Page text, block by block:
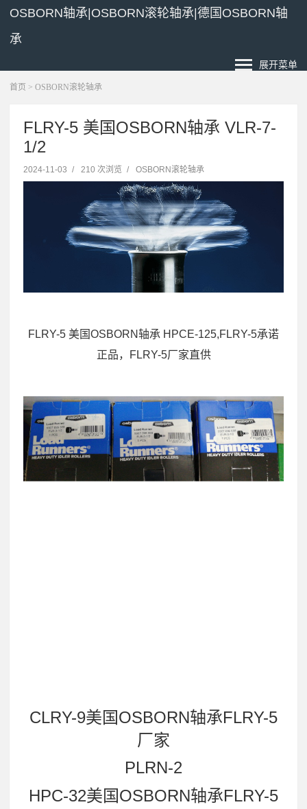
OSBORN轴承|OSBORN滚轮轴承|德国OSBORN轴
承
展开菜单
首页 > OSBORN滚轮轴承
FLRY-5 美国OSBORN轴承 VLR-7-
1/2
2024-11-03 / 210 次浏览 / OSBORN滚轮轴承
FLRY-5 美国OSBORN轴承 HPCE-125,FLRY-5承诺
正品，FLRY-5厂家直供
CLRY-9美国OSBORN轴承FLRY-5
厂家
PLRN-2
HPC-32美国OSBORN轴承FLRY-5